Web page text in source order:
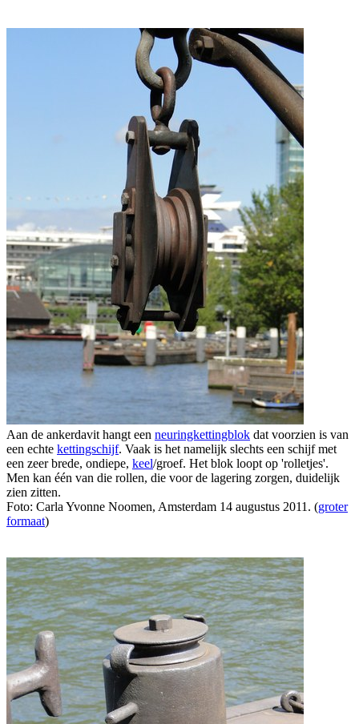
Aan de ankerdavit hangt een neuringkettingblok dat voorzien is van
een echte kettingschijf. Vaak is het namelijk slechts een schijf met
een zeer brede, ondiepe, keel/groef. Het blok loopt op 'rolletjes'.
Men kan één van die rollen, die voor de lagering zorgen, duidelijk
zien zitten.
Foto: Carla Yvonne Noomen, Amsterdam 14 augustus 2011. (groter
formaat)